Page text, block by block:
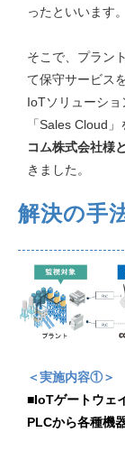
ったといいます。
そこで、プラン
て保守サービス
IoTソリューショ
「Sales Cloud
コム株式会社様
きました。
解決の手
＜実施内容①＞
■IoTゲートウェ
PLCから各種機